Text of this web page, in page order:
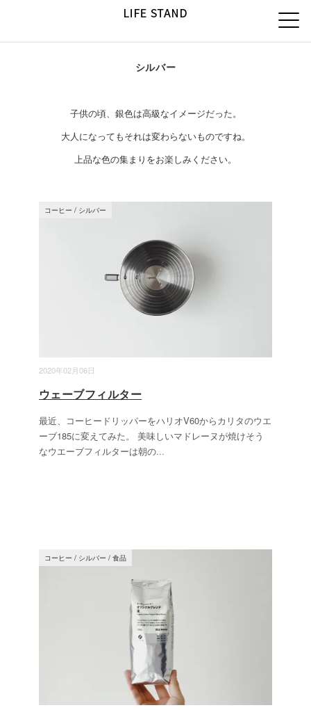
シルバー
子供の頃、銀色は高級なイメージだった。
大人になってもそれは変わらないものですね。
上品な色の集まりをお楽しみください。
2020年02月06日
コーヒー / シルバー
ウェーブフィルター
最近、コーヒードリッパーをハリオV60からカリタのウエ
ーブ185に変えてみた。 美味しいマドレーヌが焼けそう
なウエーブフィルターは朝の...
コーヒー / シルバー / 食品